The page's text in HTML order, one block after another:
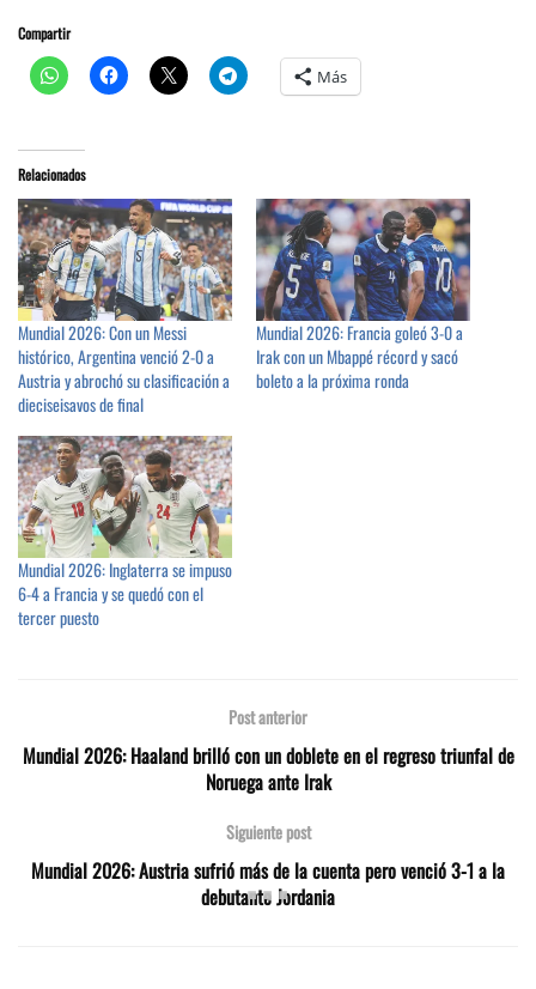
Compartir
Más
Relacionados
Mundial 2026: Con un Messi
histórico, Argentina venció 2-0 a
Austria y abrochó su clasificación a
dieciseisavos de final
Mundial 2026: Francia goleó 3-0 a
Irak con un Mbappé récord y sacó
boleto a la próxima ronda
Mundial 2026: Inglaterra se impuso
6-4 a Francia y se quedó con el
tercer puesto
Post anterior
Mundial 2026: Haaland brilló con un doblete en el regreso triunfal de
Noruega ante Irak
Siguiente post
Mundial 2026: Austria sufrió más de la cuenta pero venció 3-1 a la
debutante Jordania